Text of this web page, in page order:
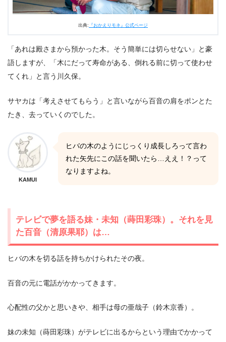
出典: 『おかえりモネ』公式ページ
「あれは殿さまから預かった木。そう簡単には切らせない」と豪
語しますが、「木にだって寿命がある、倒れる前に切って使わせ
てくれ」と言う川久保。
サヤカは「考えさせてもらう」と言いながら百音の肩をポンとた
たき、去っていくのでした。
KAMUI
ヒバの木のようにじっくり成長しろって言わ
れた矢先にこの話を聞いたら…ええ！？って
なりますよね。
テレビで夢を語る妹・未知（蒔田彩珠）。それを見
た百音（清原果耶）は…
ヒバの木を切る話を持ちかけられたその夜。
百音の元に電話がかかってきます。
心配性の父かと思いきや、相手は母の亜哉子（鈴木京香）。
妹の未知（蒔田彩珠）がテレビに出るからという理由でかかって